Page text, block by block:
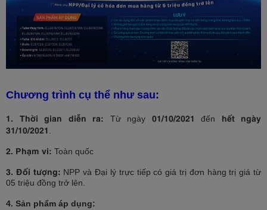
Chương trình cụ thể như sau:
1. Thời gian diễn ra: Từ ngày 01/10/2021 đến hết ngày
31/10/2021.
2. Phạm vi: Toàn quốc
3. Đối tượng: NPP và Đại lý trực tiếp có giá trị đơn hàng trị giá từ
05 triệu đồng trở lên.
4. Sản phẩm áp dụng: